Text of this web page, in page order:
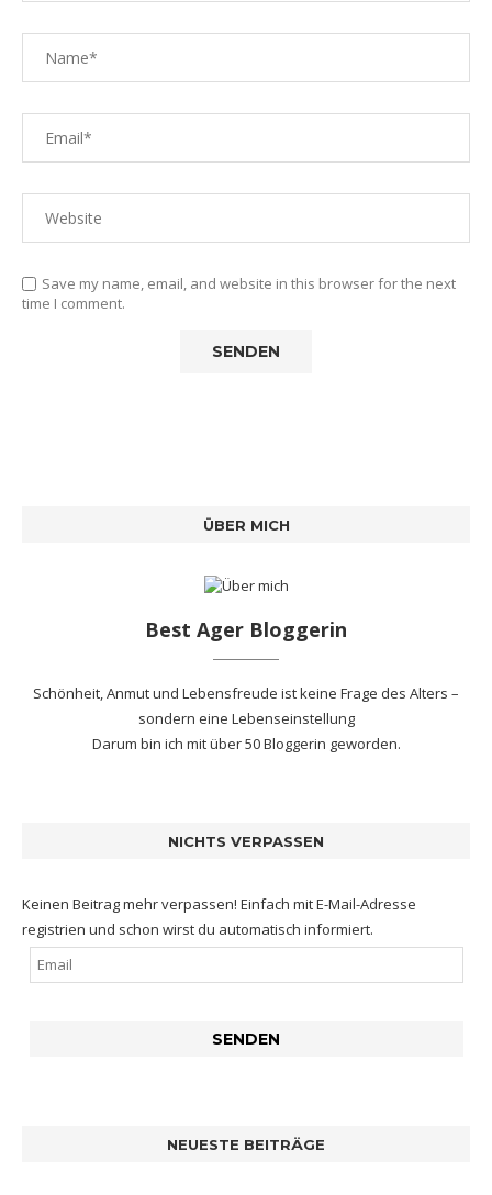
Save my name, email, and website in this browser for the next
time I comment.
ÜBER MICH
Best Ager Bloggerin
Schönheit, Anmut und Lebensfreude ist keine Frage des Alters –
sondern eine Lebenseinstellung
Darum bin ich mitüber 50 Bloggerin geworden.
NICHTS VERPASSEN
Keinen Beitrag mehr verpassen! Einfach mit E-Mail-Adresse
registrien und schon wirst du automatisch informiert.
NEUESTE BEITRÄGE